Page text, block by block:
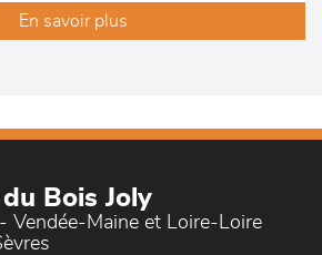
En savoir plus
Bois Joly
Vendée-Maine et Loire-Loire